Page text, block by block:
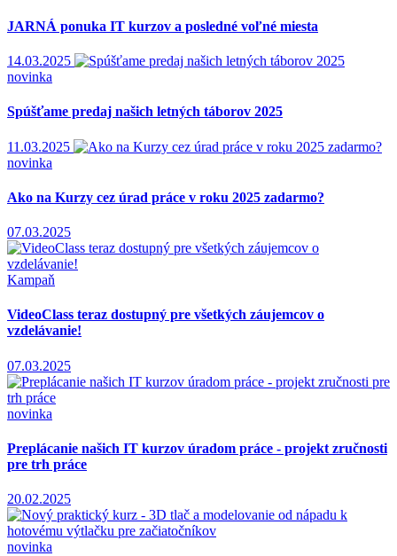
JARNÁ ponuka IT kurzov a posledné voľné miesta
14.03.2025
novinka
Spúšťame predaj našich letných táborov 2025
11.03.2025
novinka
Ako na Kurzy cez úrad práce v roku 2025 zadarmo?
07.03.2025
Kampaň
VideoClass teraz dostupný pre všetkých záujemcov o
vzdelávanie!
07.03.2025
novinka
Preplácanie našich IT kurzov úradom práce - projekt zručnosti
pre trh práce
20.02.2025
novinka